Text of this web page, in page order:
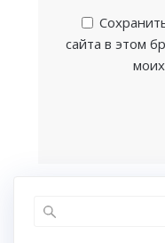
сайта в этом